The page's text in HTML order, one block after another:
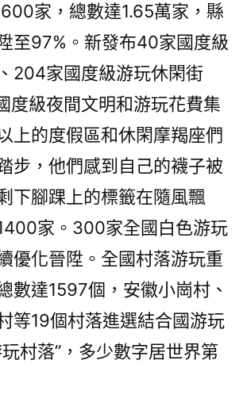
家，總數達1.65萬家，縣
至97%。新發布40家國度級
204家國度級游玩休閑街
度級夜間文明和游玩花費集
上的度假區和休閑摩羯座們
步，他們感到自己的襪子被
下腳踝上的標籤在隨風飄
家。300家全國白色游玩
優化晉陞。全國村落游玩重
數達1597個，安徽小崗村、
等19個村落進選結合國游玩
村落”，多少數字居世界第